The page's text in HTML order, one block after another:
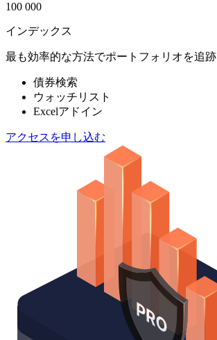
100 000
インデックス
最も効率的な方法でポートフォリオを追跡
債券検索
ウォッチリスト
Excelアドイン
アクセスを申し込む